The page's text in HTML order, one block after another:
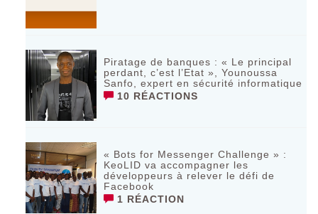
Piratage de banques : « Le principal
perdant, c’est l’Etat », Younoussa
Sanfo, expert en sécurité informatique
10 RÉACTIONS
« Bots for Messenger Challenge » :
KeoLID va accompagner les
développeurs à relever le défi de
Facebook
1 RÉACTION